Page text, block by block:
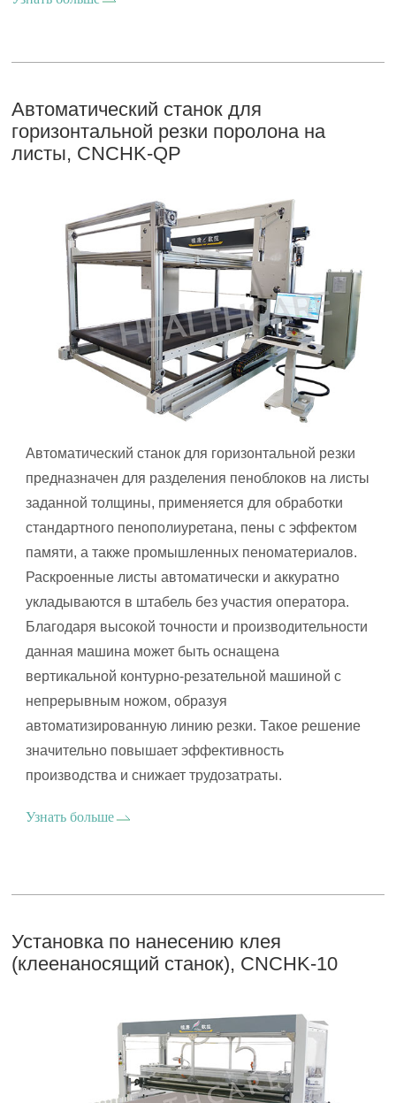
Автоматический станок для
горизонтальной резки поролона на
листы, CNCHK-QP
Автоматический станок для горизонтальной резки
предназначен для разделения пеноблоков на листы
заданной толщины, применяется для обработки
стандартного пенополиуретана, пены с эффектом
памяти, а также промышленных пеноматериалов.
Раскроенные листы автоматически и аккуратно
укладываются в штабель без участия оператора.
Благодаря высокой точности и производительности
данная машина может быть оснащена
вертикальной контурно-резательной машиной с
непрерывным ножом, образуя
автоматизированную линию резки. Такое решение
значительно повышает эффективность
производства и снижает трудозатраты.
Узнать больше
Установка по нанесению клея
(клеенаносящий станок), CNCHK-10